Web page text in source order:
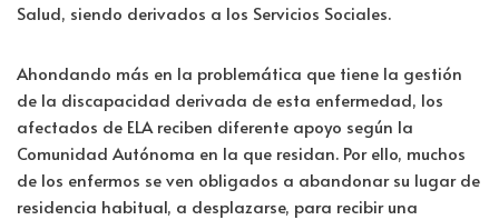
Salud, siendo derivados a los Servicios Sociales.
Ahondando más en la problemática que tiene la gestión
de la discapacidad derivada de esta enfermedad, los
afectados de ELA reciben diferente apoyo según la
Comunidad Autónoma en la que residan. Por ello, muchos
de los enfermos se ven obligados a abandonar su lugar de
residencia habitual, a desplazarse, para recibir una